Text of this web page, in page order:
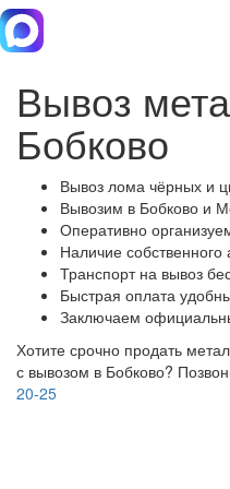
Вывоз
Бобково
Вывоз лома чёрных и
Вывозим в Бобково и
Оперативно
Наличие собственного
Транспорт на вывоз
Быстрая оплата
Заключаем
Хотите срочно продать
с вывозом в Бобково?
20-25